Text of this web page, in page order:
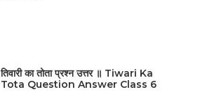
तिवारी का तोता प्रश्न उत्तर ॥ Tiwari Ka
Tota Question Answer Class 6